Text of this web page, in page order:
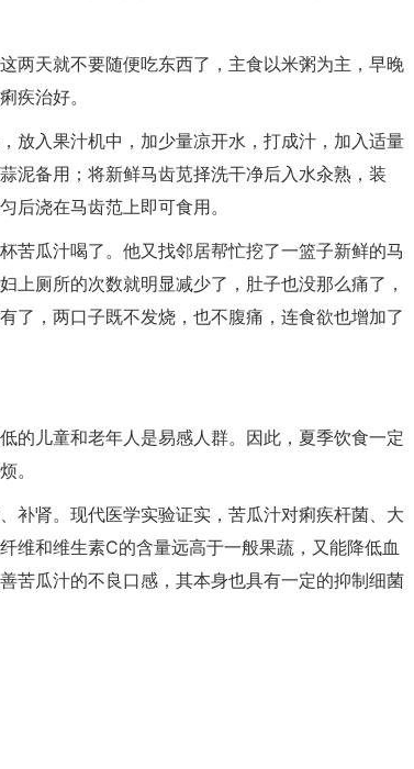
两天就不要随便吃东西了，主食以米粥为主，早晚
疾治好。
放入果汁机中，加少量凉开水，打成汁，加入适量
泥备用；将新鲜马齿苋择洗干净后入水汆熟，装
后浇在马齿范上即可食用。
苦瓜汁喝了。他又找邻居帮忙挖了一篮子新鲜的马
上厕所的次数就明显减少了，肚子也没那么痛了，
了，两口子既不发烧，也不腹痛，连食欲也增加了
的儿童和老年人是易感人群。因此，夏季饮食一定
。
补肾。现代医学实验证实，苦瓜汁对痢疾杆菌、大
维和维生素C的含量远高于一般果蔬，又能降低血
苦瓜汁的不良口感，其本身也具有一定的抑制细菌